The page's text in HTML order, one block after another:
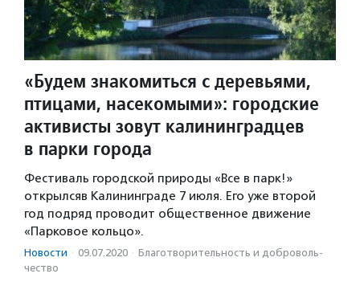
«Будем знакомиться с деревьями,
птицами, насекомыми»: городские
активисты зовут калининградцев
в парки города
Фестиваль городской природы «Все в парк!»
открылсяв Калининграде 7 июля. Его уже второй
год подряд проводит общественное движение
«Парковое кольцо».
Новости · 09.07.2020 · Благотвори­тель­ность и доброволь­
чест­во